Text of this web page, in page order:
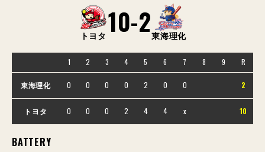
トヨタ 10-2東海理化
1 2 3 4 5 6 7 8 9 R
東海理化 0 0 0 0 2 0 0 2
トヨタ 0 0 0 2 4 4 x 10
BATTERY